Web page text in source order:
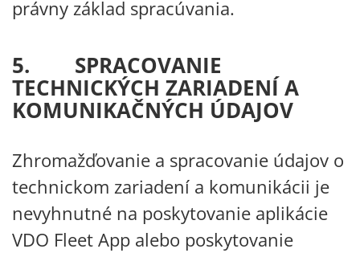
právny základ spracúvania.
5. SPRACOVANIE
TECHNICKÝCH ZARIADENÍ A
KOMUNIKAČNÝCH ÚDAJOV
Zhromažďovanie a spracovanie údajov o
technickom zariadení a komunikácii je
nevyhnutné na poskytovanie aplikácie
VDO Fleet App alebo poskytovanie